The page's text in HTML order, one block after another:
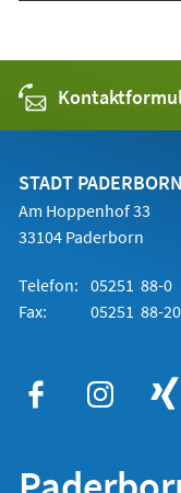
STADT PADERBORN
Am Hoppenhof 33
33104 Paderborn
Telefon: 05251 88-0
Fax:
05251 88-